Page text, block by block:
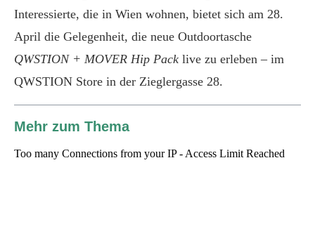
Interessierte, die in Wien wohnen, bietet sich am 28.
April die Gelegenheit, die neue Outdoortasche
QWSTION + MOVER Hip Pack live zu erleben – im
QWSTION Store in der Zieglergasse 28.
Mehr zum Thema